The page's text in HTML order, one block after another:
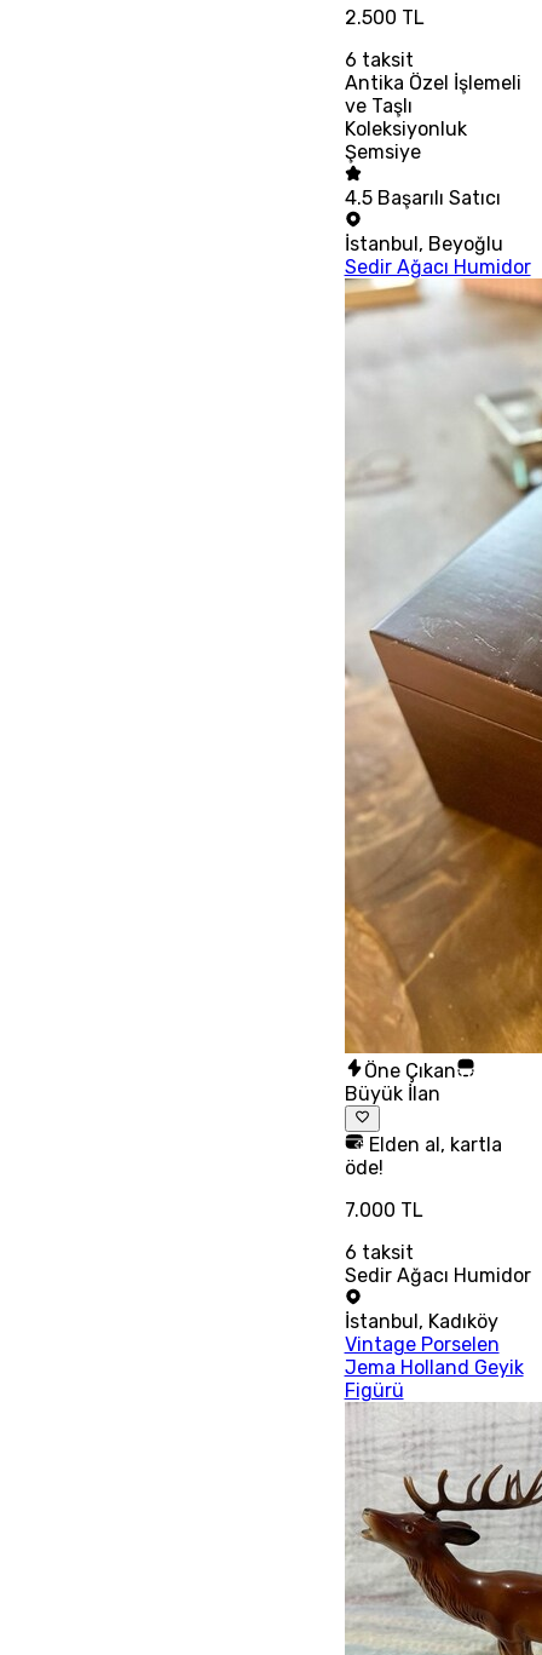
2.500 TL
6 taksit
Antika Özel İşlemeli
ve Taşlı
Koleksiyonluk
Şemsiye
4.5 Başarılı Satıcı
İstanbul, Beyoğlu
Sedir Ağacı Humidor
Öne Çıkan
Büyük İlan
Elden al, kartla
öde!
7.000 TL
6 taksit
Sedir Ağacı Humidor
İstanbul, Kadıköy
Vintage Porselen
Jema Holland Geyik
Figürü